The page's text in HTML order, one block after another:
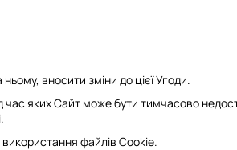
вносити зміни до цієї Угоди.
час яких Сайт може бути тимчасово
використання файлів Cookie.